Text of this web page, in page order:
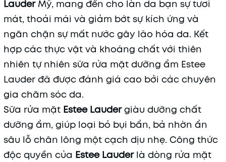
LauderMỹ, mang đến cho làn da bạn sự tươi
mát, thoải mái và giảm bớt sự kích ứng và
ngăn chặn sự mất nước gây lão hóa da. Kết
hợp các thực vật và khoáng chất với thiên
nhiên tự nhiên sữa rửa mặt dưỡng ẩm Estee
Lauder đã được đánh giá cao bởi các chuyên
gia chăm sóc da.
Sữa rửa mặt Estee Laudergiàu dưỡng chất
dưỡng ẩm, giúp loại bỏ bụi bẩn, bả nhờn ẩn
sâu lỗ chân lông một cạch dịu nhẹ. Công thức
độc quyền của Estee Lauderlà dòng rửa mặt